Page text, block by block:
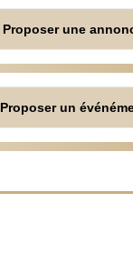
Proposer une
Proposer un